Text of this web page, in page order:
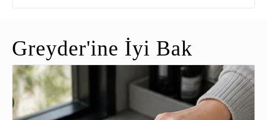
Greyder'ine İyi Bak